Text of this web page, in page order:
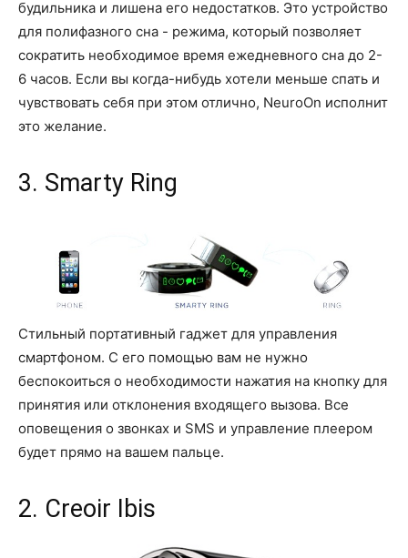
будильника и лишена его недостатков. Это устройство
для полифазного сна - режима, который позволяет
сократить необходимое время ежедневного сна до 2-
6 часов. Если вы когда-нибудь хотели меньше спать и
чувствовать себя при этом отлично, NeuroOn исполнит
это желание.
3. Smarty Ring
Стильный портативный гаджет для управления
смартфоном. С его помощью вам не нужно
беспокоиться о необходимости нажатия на кнопку для
принятия или отклонения входящего вызова. Все
оповещения о звонках и SMS и управление плеером
будет прямо на вашем пальце.
2. Creoir Ibis